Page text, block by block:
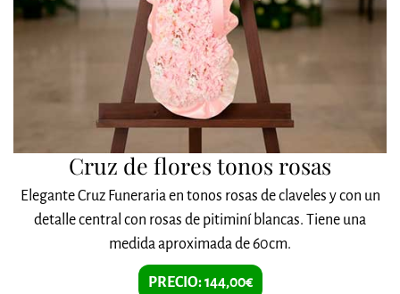
Cruz de flores tonos rosas
Elegante Cruz Funeraria en tonos rosas de claveles y con un
detalle central con rosas de pitiminí blancas. Tiene una
medida aproximada de 60cm.
PRECIO: 144,00€